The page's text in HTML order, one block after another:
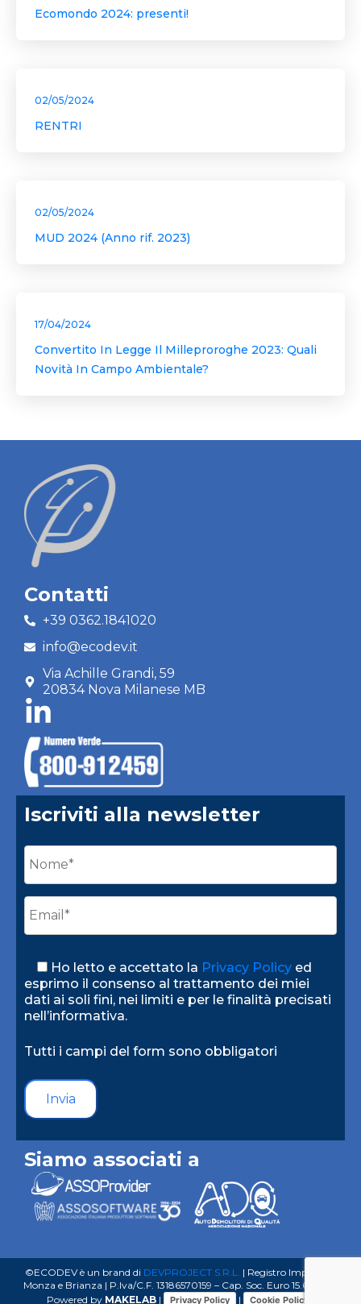
Ecomondo 2024: presenti!
02/05/2024
RENTRI
02/05/2024
MUD 2024 (Anno rif. 2023)
17/04/2024
Convertito In Legge Il Milleproroghe 2023: Quali
Novità In Campo Ambientale?
Contatti
+39 0362.1841020
info@ecodev.it
Via Achille Grandi, 59
20834 Nova Milanese MB
Iscriviti alla newsletter
Ho letto e accettato la Privacy Policy ed
esprimo il consenso al trattamento dei miei
dati ai soli fini, nei limiti e per le finalità precisati
nell’informativa.
Tutti i campi del form sono obbligatori
Siamo associati a
©ECODEV è un brand di DEVPROJECT S.R.L.
| Registro Imprese di
Monza e Brianza | P.Iva/C.F. 13186570159 – Cap. Soc. Euro 15.600 I.V.
Powered by MAKELAB| Privacy Policy | Cookie Policy